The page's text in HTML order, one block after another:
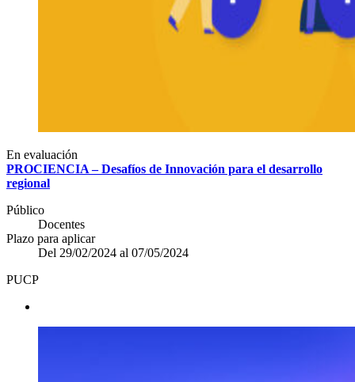
En evaluación
PROCIENCIA – Desafíos de Innovación para el desarrollo
regional
Público
Docentes
Plazo para aplicar
Del 29/02/2024 al 07/05/2024
PUCP